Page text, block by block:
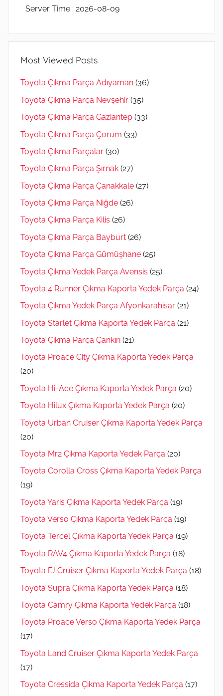
Server Time : 2026-08-09
Most Viewed Posts
Toyota Çıkma Parça Adıyaman (36)
Toyota Çıkma Parça Nevşehir (35)
Toyota Çıkma Parça Gaziantep (33)
Toyota Çıkma Parça Çorum (33)
Toyota Çıkma Parçalar (30)
Toyota Çıkma Parça Şırnak (27)
Toyota Çıkma Parça Çanakkale (27)
Toyota Çıkma Parça Niğde (26)
Toyota Çıkma Parça Kilis (26)
Toyota Çıkma Parça Bayburt (26)
Toyota Çıkma Parça Gümüşhane (25)
Toyota Çıkma Yedek Parça Avensis (25)
Toyota 4 Runner Çıkma Kaporta Yedek Parça (24)
Toyota Çıkma Yedek Parça Afyonkarahisar (21)
Toyota Starlet Çıkma Kaporta Yedek Parça (21)
Toyota Çıkma Parça Çankırı (21)
Toyota Proace City Çıkma Kaporta Yedek Parça
(20)
Toyota Hi-Ace Çıkma Kaporta Yedek Parça (20)
Toyota Hilux Çıkma Kaporta Yedek Parça (20)
Toyota Urban Cruiser Çıkma Kaporta Yedek Parça
(20)
Toyota Mr2 Çıkma Kaporta Yedek Parça (20)
Toyota Corolla Cross Çıkma Kaporta Yedek Parça
(19)
Toyota Yaris Çıkma Kaporta Yedek Parça (19)
Toyota Verso Çıkma Kaporta Yedek Parça (19)
Toyota Tercel Çıkma Kaporta Yedek Parça (19)
Toyota RAV4 Çıkma Kaporta Yedek Parça (18)
Toyota FJ Cruiser Çıkma Kaporta Yedek Parça (18)
Toyota Supra Çıkma Kaporta Yedek Parça (18)
Toyota Camry Çıkma Kaporta Yedek Parça (18)
Toyota Proace Verso Çıkma Kaporta Yedek Parça
(17)
Toyota Land Cruiser Çıkma Kaporta Yedek Parça
(17)
Toyota Cressida Çıkma Kaporta Yedek Parça (17)